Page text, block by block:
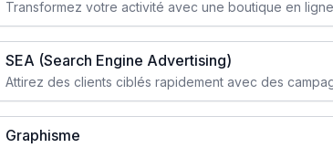
SEA (Search Engine Advertising)
Graphisme